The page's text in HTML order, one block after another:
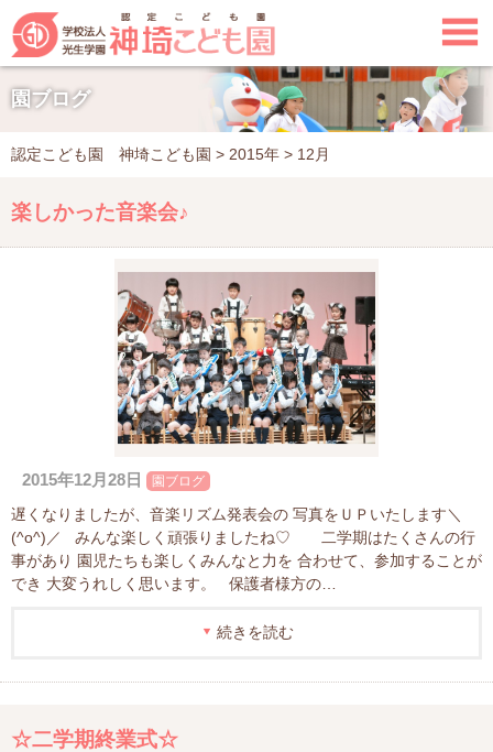

園ブログ
認定こども園 神埼こども園 > 2015年 > 12月
楽しかった音楽会♪
2015年12月28日 園ブログ
遅くなりましたが、音楽リズム発表会の 写真をＵＰいたします＼
(^o^)／ みんな楽しく頑張りましたね♡ 二学期はたくさんの行
事があり 園児たちも楽しくみんなと力を 合わせて、参加することが
でき 大変うれしく思います。 保護者様方の…
続きを読む
☆二学期終業式☆